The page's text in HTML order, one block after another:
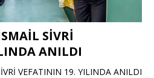
SİVRİ
ANILDI
VEFATININ 19. YILINDA ANILDI